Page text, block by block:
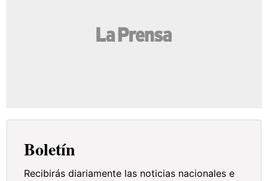
Boletín
Recibirás diariamente las noticias nacionales e